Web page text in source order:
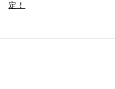
定！